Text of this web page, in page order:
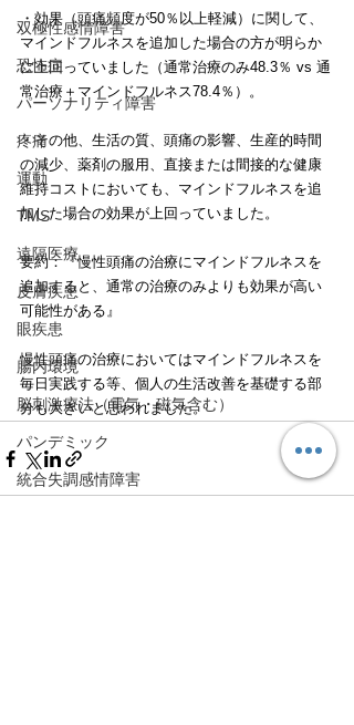
双極性感情障害
恐怖症
パーソナリティ障害
疼痛
運動
TMS
遠隔医療
皮膚疾患
眼疾患
腸内環境
脳刺激療法（電気・磁気含む）
パンデミック
統合失調感情障害
・効果（頭痛頻度が50％以上軽減）に関して、
マインドフルネスを追加した場合の方が明らか
に上回っていました（通常治療のみ48.3％ vs 通
常治療＋マインドフルネス78.4％）。
・その他、生活の質、頭痛の影響、生産的時間
の減少、薬剤の服用、直接または間接的な健康
維持コストにおいても、マインドフルネスを追
加した場合の効果が上回っていました。
要約：『慢性頭痛の治療にマインドフルネスを
追加すると、通常の治療のみよりも効果が高い
可能性がある』
慢性頭痛の治療においてはマインドフルネスを
毎日実践する等、個人の生活改善を基礎する部
分も大きいと思われました。